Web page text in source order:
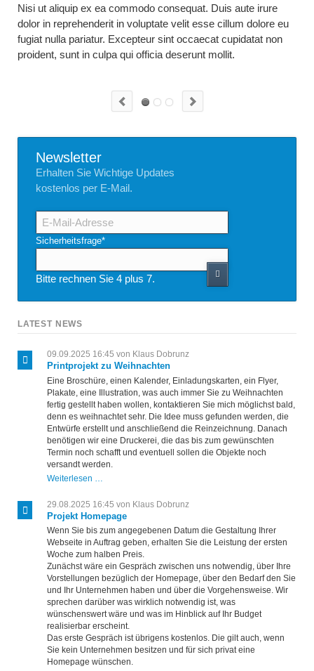
Nisi ut aliquip ex ea commodo consequat. Duis aute irure
dolor in reprehenderit in voluptate velit esse cillum dolore eu
fugiat nulla pariatur. Excepteur sint occaecat cupidatat non
proident, sunt in culpa qui officia deserunt mollit.
Newsletter
Erhalten Sie Wichtige Updates
kostenlos per E-Mail.
E-
Mail-
Adresse
Pflichtfeld
Sicherheitsfrage*
Bitte rechnen Sie 4 plus 7.
LATEST NEWS
09.09.2025 16:45 von Klaus Dobrunz
Printprojekt zu Weihnachten
Eine Broschüre, einen Kalender, Einladungskarten, ein Flyer,
Plakate, eine Illustration, was auch immer Sie zu Weihnachten
fertig gestellt haben wollen, kontaktieren Sie mich möglichst bald,
denn es weihnachtet sehr. Die Idee muss gefunden werden, die
Entwürfe erstellt und anschließend die Reinzeichnung. Danach
benötigen wir eine Druckerei, die das bis zum gewünschten
Termin noch schafft und eventuell sollen die Objekte noch
versandt werden.
Weiterlesen …
Weihnachten
29.08.2025 16:45 von Klaus Dobrunz
Projekt Homepage
Wenn Sie bis zum angegebenen Datum die Gestaltung Ihrer
Webseite in Auftrag geben, erhalten Sie die Leistung der ersten
Woche zum halben Preis.
Zunächst wäre ein Gespräch zwischen uns notwendig, über Ihre
Vorstellungen bezüglich der Homepage, über den Bedarf den Sie
und Ihr Unternehmen haben und über die Vorgehensweise. Wir
sprechen darüber was wirklich notwendig ist, was
wünschenswert wäre und was im Hinblick auf Ihr Budget
realisierbar erscheint.
Das erste Gespräch ist übrigens kostenlos. Die gilt auch, wenn
Sie kein Unternehmen besitzen und für sich privat eine
Homepage wünschen.